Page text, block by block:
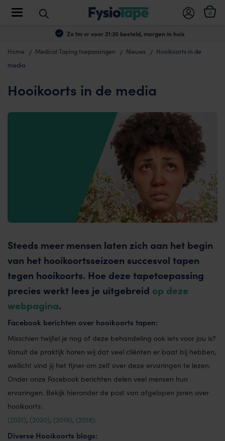
Zo tm vr voor 21:30 besteld, morgen in huis
0
Toggle navigation
Home Medical Taping toepassingen Nieuws
Hooikoorts in de
media
Hooikoorts in de media
Steeds meer mensen laten zich aan het begin
van het hooikoortsseizoen succesvol tapen
tegen hooikoorts. Hoe deze tapetoepassing
precies werkt lees je uitgebreid op deze
webpagina.
Facebook berichten over hooikoorts tapen:
Misschien twijfel je nog of deze behandeling ook iets voor jou is?
Vanuit de praktijk horen wij dat veel cliënten er baat bij hebben,
wellicht vind jij het fijner om zelf over deze ervaringen te lezen.
Onder onze Facebook berichten delen veel mensen hun
ervaringen. Bekijk hieronder de post van afgelopen jaren over
hooikoorts:
(2021), (2020), (2019), (2018).
Diverse Hooikoorts blogs: